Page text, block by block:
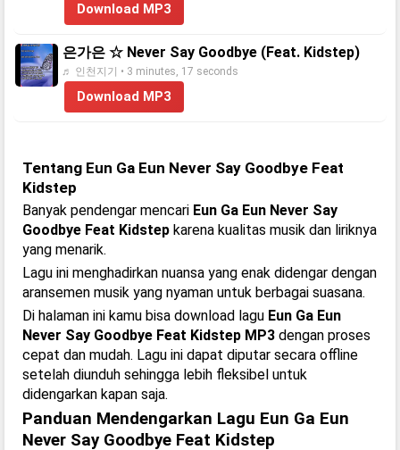
Download MP3
은가은 ☆ Never Say Goodbye (Feat. Kidstep)
♬ 인천지기 • 3 minutes, 17 seconds
Download MP3
Tentang Eun Ga Eun Never Say Goodbye Feat
Kidstep
Banyak pendengar mencari Eun Ga Eun Never Say
Goodbye Feat Kidstep karena kualitas musik dan liriknya
yang menarik.
Lagu ini menghadirkan nuansa yang enak didengar dengan
aransemen musik yang nyaman untuk berbagai suasana.
Di halaman ini kamu bisa download lagu Eun Ga Eun
Never Say Goodbye Feat Kidstep MP3 dengan proses
cepat dan mudah. Lagu ini dapat diputar secara offline
setelah diunduh sehingga lebih fleksibel untuk
didengarkan kapan saja.
Panduan Mendengarkan Lagu Eun Ga Eun
Never Say Goodbye Feat Kidstep